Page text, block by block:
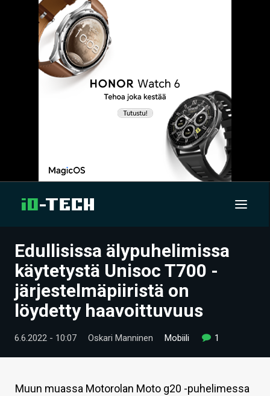
UUTISET
ARTIKKELIT
VIDEOT
TECHBBS
HINTA.FI
Edullisissa älypuhelimissa
käytetystä Unisoc T700 -
järjestelmäpiiristä on
löydetty haavoittuvuus
6.6.2022 - 10:07 Oskari Manninen Mobiili 1
Muun muassa Motorolan Moto g20 -puhelimessa